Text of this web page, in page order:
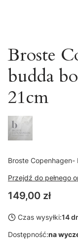
Broste
budda
21cm
Broste
Przejdź do pełnego
Cena
149,00 zł
Czas wysyłki:14
Dostępność:na